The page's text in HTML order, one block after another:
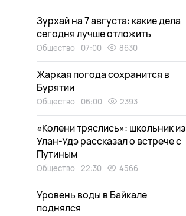
Зурхай на 7 августа: какие дела
сегодня лучше отложить
Общество 07:00 8630
Жаркая погода сохранится в
Бурятии
Общество 06:00 2393
«Колени тряслись»: школьник из
Улан-Удэ рассказал о встрече с
Путиным
Общество 22:30 4566
Уровень воды в Байкале
поднялся